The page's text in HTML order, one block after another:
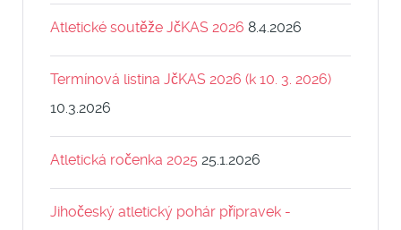
Atletické soutěže JčKAS 2026 8.4.2026
Termínová listina JčKAS 2026 (k 10. 3. 2026)
10.3.2026
Atletická ročenka 2025 25.1.2026
Jihočeský atletický pohár přípravek -